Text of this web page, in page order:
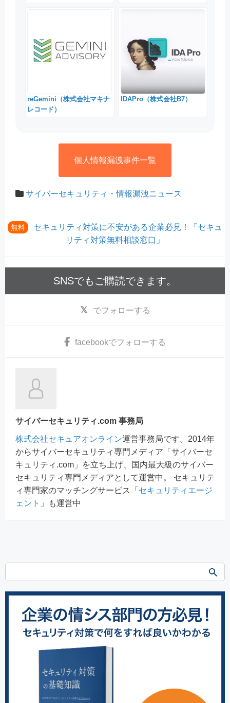
reGemini（株式会社マキナ
レコード）
IDAPro（株式会社B7）
個人情報漏洩事件一覧
サイバーセキュリティ・情報漏洩ニュース
無料
セキュリティ対策に不安がある企業必見！「セキュ
リティ対策無料相談窓口」
SNSでもご購読できます。
でフォローする
facebookでフォローする
サイバーセキュリティ.com 事務局
株式会社セキュアオンライン運営事務局です。2014年
からサイバーセキュリティ専門メディア「サイバーセ
キュリティ.com」を立ち上げ、国内最大級のサイバー
セキュリティ専門メディアとして運営中。 セキュリテ
ィ専門家のマッチングサービス「 セキュリティエージ
ェント 」も運営中